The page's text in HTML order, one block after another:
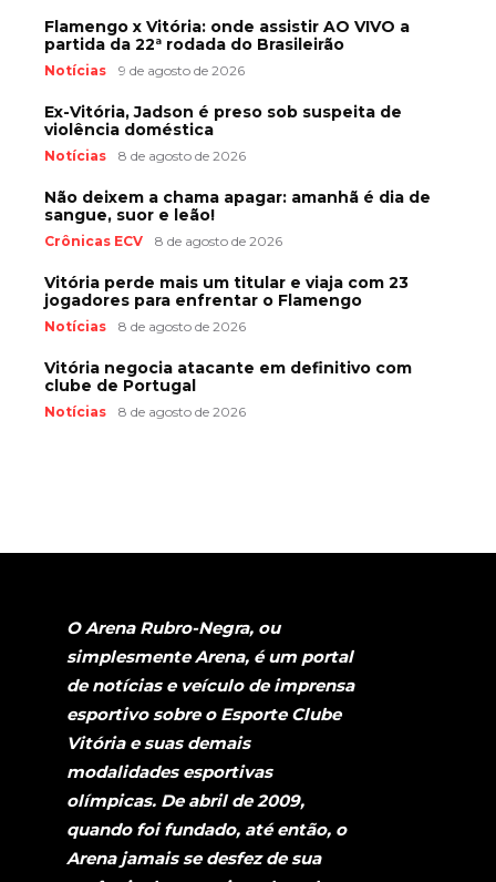
Flamengo x Vitória: onde assistir AO VIVO a
partida da 22ª rodada do Brasileirão
Notícias 9 de agosto de 2026
Ex-Vitória, Jadson é preso sob suspeita de
violência doméstica
Notícias 8 de agosto de 2026
Não deixem a chama apagar: amanhã é dia de
sangue, suor e leão!
Crônicas ECV 8 de agosto de 2026
Vitória perde mais um titular e viaja com 23
jogadores para enfrentar o Flamengo
Notícias 8 de agosto de 2026
Vitória negocia atacante em definitivo com
clube de Portugal
Notícias 8 de agosto de 2026
O Arena Rubro-Negra, ou
simplesmente Arena, é um portal
de notícias e veículo de imprensa
esportivo sobre o Esporte Clube
Vitória e suas demais
modalidades esportivas
olímpicas. De abril de 2009,
quando foi fundado, até então, o
Arena jamais se desfez de sua